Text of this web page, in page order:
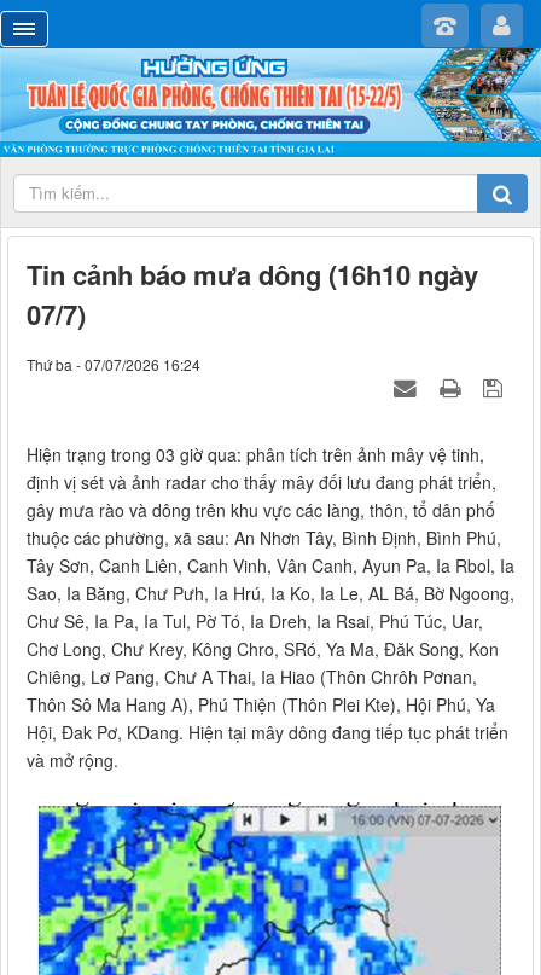
Tin cảnh báo mưa dông (16h10 ngày
07/7)
Thứ ba - 07/07/2026 16:24
Hiện trạng trong 03 giờ qua: phân tích trên ảnh mây vệ tinh,
định vị sét và ảnh radar cho thấy mây đối lưu đang phát triển,
gây mưa rào và dông trên khu vực các làng, thôn, tổ dân phố
thuộc các phường, xã sau: An Nhơn Tây, Bình Định, Bình Phú,
Tây Sơn, Canh Liên, Canh Vinh, Vân Canh, Ayun Pa, Ia Rbol, Ia
Sao, Ia Băng, Chư Pưh, Ia Hrú, Ia Ko, Ia Le, AL Bá, Bờ Ngoong,
Chư Sê, Ia Pa, Ia Tul, Pờ Tó, Ia Dreh, Ia Rsai, Phú Túc, Uar,
Chơ Long, Chư Krey, Kông Chro, SRó, Ya Ma, Đăk Song, Kon
Chiêng, Lơ Pang, Chư A Thai, Ia Hiao (Thôn Chrôh Pơnan,
Thôn Sô Ma Hang A), Phú Thiện (Thôn Plei Kte), Hội Phú, Ya
Hội, Đak Pơ, KDang. Hiện tại mây dông đang tiếp tục phát triển
và mở rộng.